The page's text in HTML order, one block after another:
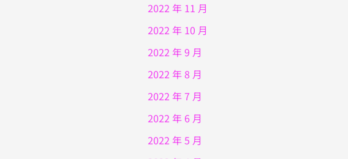
2022 年 11 月
2022 年 10 月
2022 年 9 月
2022 年 8 月
2022 年 7 月
2022 年 6 月
2022 年 5 月